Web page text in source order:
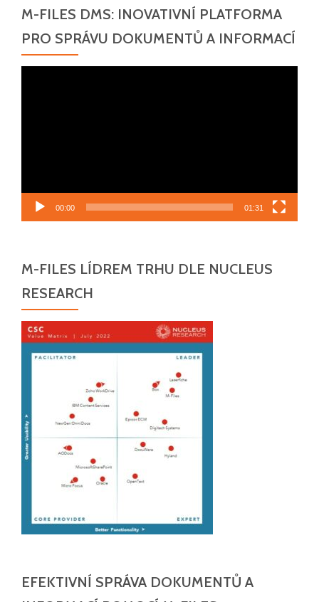
správy
dokumentů
firemních
M-FILES DMS: INOVATIVNÍ PLATFORMA
PRO SPRÁVU DOKUMENTŮ A INFORMACÍ
00:00 01:31
M-FILES LÍDREM TRHU DLE NUCLEUS
RESEARCH
EFEKTIVNÍ SPRÁVA DOKUMENTŮ A